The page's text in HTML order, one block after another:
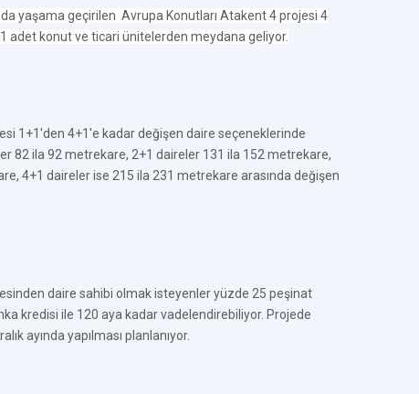
yaşama geçirilen Avrupa Konutları Atakent 4 projesi 4
adet konut ve ticari ünitelerden meydana geliyor.
1+1'den 4+1'e kadar değişen daire seçeneklerinde
82 ila 92 metrekare, 2+1 daireler 131 ila 152 metrekare,
4+1 daireler ise 215 ila 231 metrekare arasında değişen
daire sahibi olmak isteyenler yüzde 25 peşinat
kredisi ile 120 aya kadar vadelendirebiliyor. Projede
ayında yapılması planlanıyor.